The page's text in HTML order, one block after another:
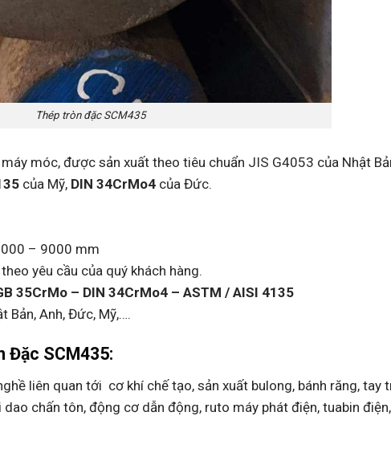
Thép tròn đặc SCM435
móc, được sản xuất theo tiêu chuẩn JIS G4053 của Nhật
của Mỹ, DIN 34CrMo4 của Đức.
– 9000 mm
yêu cầu của quý khách hàng.
35CrMo – DIN 34CrMo4 – ASTM / AISI 4135
Bản, Anh, Đức, Mỹ,….
Đặc SCM435:
liên quan tới cơ khí chế tạo, sản xuất bulong, bánh răng, tay
chấn tôn, động cơ dẫn động, ruto máy phát điện, tuabin